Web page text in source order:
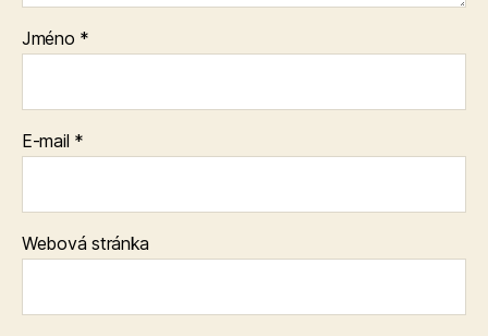
Jméno *
E-mail *
Webová stránka